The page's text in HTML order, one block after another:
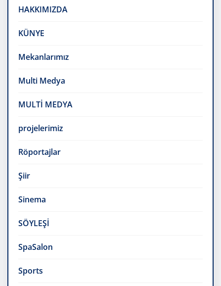
HAKKIMIZDA
KÜNYE
Mekanlarımız
Multi Medya
MULTİ MEDYA
projelerimiz
Röportajlar
Şiir
Sinema
SÖYLEŞİ
SpaSalon
Sports